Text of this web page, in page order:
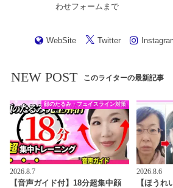
わせフォーム まで
WebSite Twitter
NEW POST このライターの最新記事
顔のたるみ・フェイスライン対策
2026.8.7
【音声ガイド付】18分超集中顔
2026.8.6
【ほうれ